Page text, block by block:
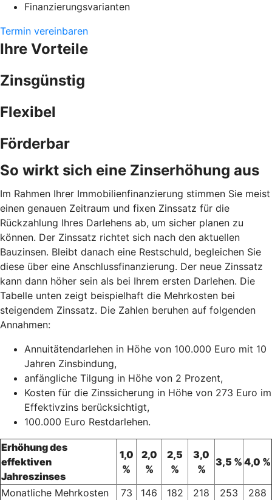
Finanzierungsvarianten
Termin vereinbaren
Ihre Vorteile
Zinsgünstig
Flexibel
Förderbar
So wirkt sich eine Zinserhöhung aus
Im Rahmen Ihrer Immobilienfinanzierung stimmen Sie meist
einen genauen Zeitraum und fixen Zinssatz für die
Rückzahlung Ihres Darlehens ab, um sicher planen zu
können. Der Zinssatz richtet sich nach den aktuellen
Bauzinsen. Bleibt danach eine Restschuld, begleichen Sie
diese über eine Anschlussfinanzierung. Der neue Zinssatz
kann dann höher sein als bei Ihrem ersten Darlehen. Die
Tabelle unten zeigt beispielhaft die Mehrkosten bei
steigendem Zinssatz. Die Zahlen beruhen auf folgenden
Annahmen:
Annuitätendarlehen in Höhe von 100.000 Euro mit 10
Jahren Zinsbindung,
anfängliche Tilgung in Höhe von 2 Prozent,
Kosten für die Zinssicherung in Höhe von 273 Euro im
Effektivzins berücksichtigt,
100.000 Euro Restdarlehen.
Erhöhung des
effektiven
Jahreszinses
1,0
%
2,0
%
2,5
%
3,0
%
3,5 % 4,0 %
Monatliche Mehrkosten
73
146
182
218
253
288